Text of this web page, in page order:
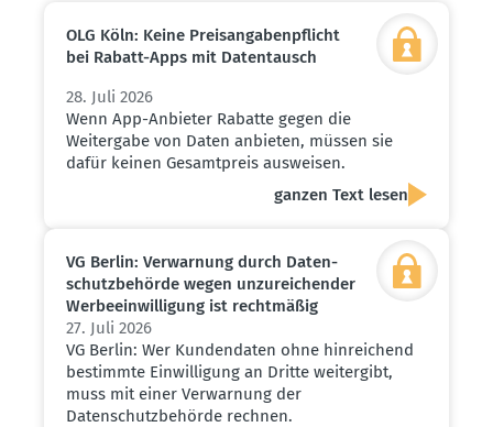
OLG Köln: Keine Preis­an­ga­ben­pflicht
bei Rabatt-Apps mit Daten­tausch
28. Juli 2026
Wenn App-Anbieter Rabatte gegen die
Weitergabe von Daten anbieten, müssen sie
dafür keinen Gesamtpreis ausweisen.
ganzen Text lesen
VG Berlin: Verwarnung durch Daten­
schutz­be­hörde wegen unzurei­chender
Werbe­ein­wil­ligung ist recht­mäßig
27. Juli 2026
VG Berlin: Wer Kundendaten ohne hinreichend
bestimmte Einwilligung an Dritte weitergibt,
muss mit einer Verwarnung der
Datenschutzbehörde rechnen.